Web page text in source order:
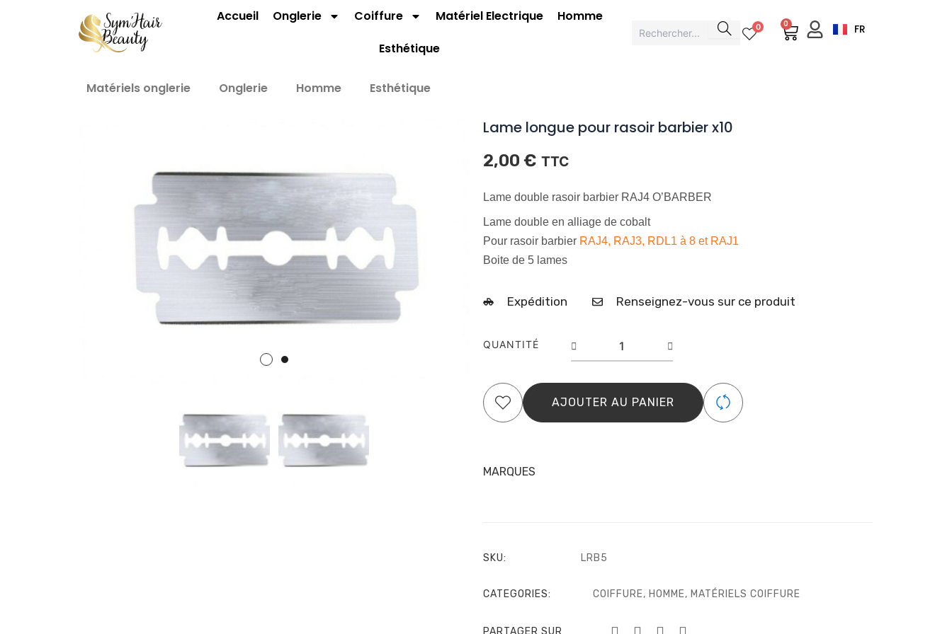
Accueil Onglerie Coiffure Matériel Electrique
Homme
Esthétique
0 0 Cart FR
Matériels onglerie Onglerie Homme Esthétique
Lame longue pour rasoir barbier x10
2,00 € TTC
Lame double rasoir barbier RAJ4 O’BARBER
Lame double en alliage de cobalt
Pour rasoir barbier RAJ4, RAJ3, RDL1 à 8 et RAJ1
Boite de 5 lames
Expédition Renseignez-vous sur ce produit
QUANTITÉ
longue
rasoir
barbier
AJOUTER AU PANIER
MARQUES
SKU: LRB5
CATEGORIES: COIFFURE, HOMME, MATÉRIELS COIFFURE